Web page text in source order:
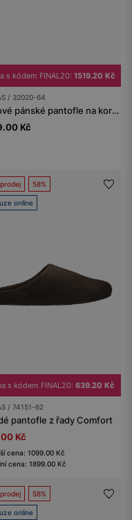
s kódem FINAL20: 1519.20 Kč
/ 32020-64
Béžové pánské pantofle na korkové podrážce
Kč
58%
online
s kódem FINAL20: 639.20 Kč
/ 74151-62
pantofle z řady Comfort
Kč
cena: 1099.00 Kč
cena: 1899.00 Kč
58%
online